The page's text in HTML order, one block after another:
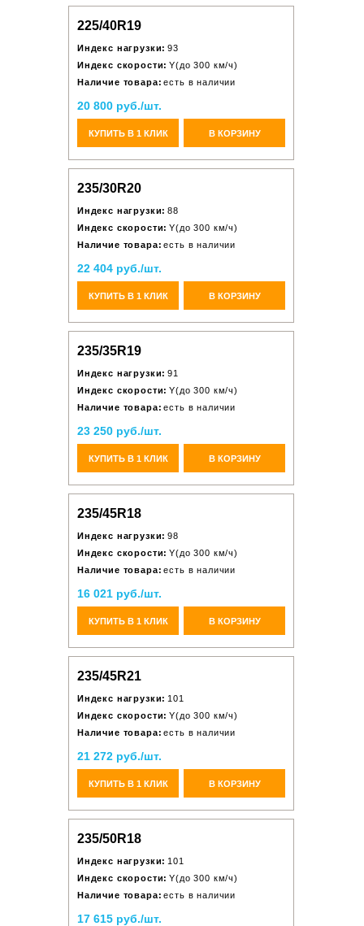
225/40R19
Индекс нагрузки: 93
Индекс скорости: Y(до 300 км/ч)
Наличие товара: есть в наличии
20 800 руб./шт.
КУПИТЬ В 1 КЛИК В КОРЗИНУ
235/30R20
Индекс нагрузки: 88
Индекс скорости: Y(до 300 км/ч)
Наличие товара: есть в наличии
22 404 руб./шт.
КУПИТЬ В 1 КЛИК В КОРЗИНУ
235/35R19
Индекс нагрузки: 91
Индекс скорости: Y(до 300 км/ч)
Наличие товара: есть в наличии
23 250 руб./шт.
КУПИТЬ В 1 КЛИК В КОРЗИНУ
235/45R18
Индекс нагрузки: 98
Индекс скорости: Y(до 300 км/ч)
Наличие товара: есть в наличии
16 021 руб./шт.
КУПИТЬ В 1 КЛИК В КОРЗИНУ
235/45R21
Индекс нагрузки: 101
Индекс скорости: Y(до 300 км/ч)
Наличие товара: есть в наличии
21 272 руб./шт.
КУПИТЬ В 1 КЛИК В КОРЗИНУ
235/50R18
Индекс нагрузки: 101
Индекс скорости: Y(до 300 км/ч)
Наличие товара: есть в наличии
17 615 руб./шт.